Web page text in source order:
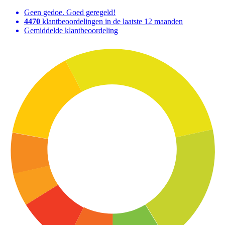
Geen gedoe. Goed geregeld!
4470 klantbeoordelingen in de laatste 12 maanden
Gemiddelde klantbeoordeling